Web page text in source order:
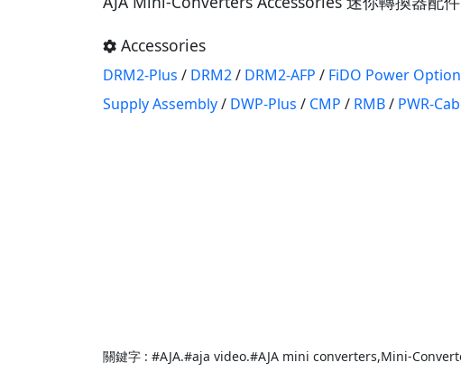
Accessories
DRM2-Plus / DRM2/ DRM2-AFP / FiDO Power
Supply Assembly/ DWP-Plus / CMP / RMB/ PWR-
關鍵字 : #AJA.#aja video.#AJA mini converters,Mini-